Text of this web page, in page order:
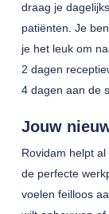
draag je
patiënten. Je
je het leuk om
2 dagen
4 dagen aan de
Jouw
Rovidam helpt
de perfecte
voelen feilloos